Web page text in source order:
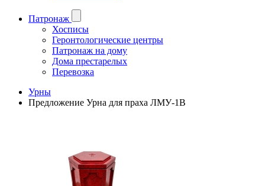
Патронаж
Хосписы
Геронтологические центры
Патронаж на дому
Дома престарелых
Перевозка
Урны
Предложение Урна для праха ЛМУ-1В